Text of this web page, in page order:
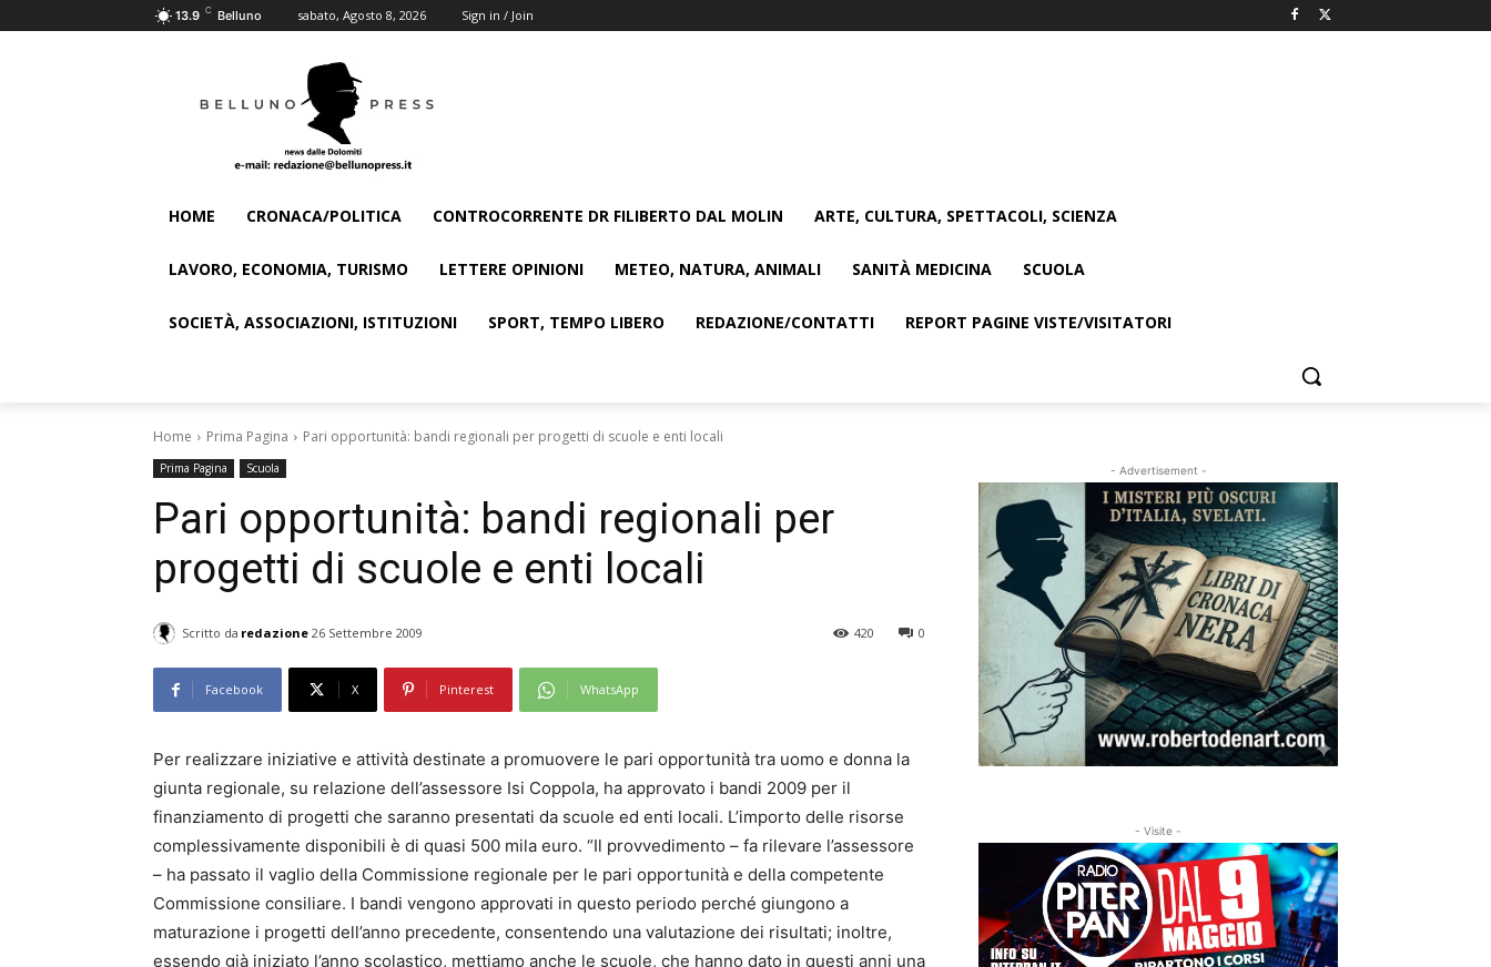
13.9 C Belluno sabato, Agosto 8, 2026 Sign in / Join
HOME CRONACA/POLITICA CONTROCORRENTE DR FILIBERTO DAL MOLIN ARTE, CULTURA, SPETTACOLI, SCIENZA
LAVORO, ECONOMIA, TURISMO LETTERE OPINIONI METEO, NATURA, ANIMALI SANITÀ MEDICINA SCUOLA
SOCIETÀ, ASSOCIAZIONI, ISTITUZIONI SPORT, TEMPO LIBERO REDAZIONE/CONTATTI REPORT PAGINE VISTE/VISITATORI
Home Prima Pagina Pari opportunità: bandi regionali per progetti di scuole e enti locali
Prima Pagina Scuola
Pari opportunità: bandi regionali per
progetti di scuole e enti locali
Scritto da redazione 26 Settembre 2009 0
420
Facebook X Pinterest WhatsApp
Per realizzare iniziative e attività destinate a promuovere le pari opportunità tra uomo e donna la
giunta regionale, su relazione dell’assessore Isi Coppola, ha approvato i bandi 2009 per il
finanziamento di progetti che saranno presentati da scuole ed enti locali. L’importo delle risorse
complessivamente disponibili è di quasi 500 mila euro. “Il provvedimento – fa rilevare l’assessore
– ha passato il vaglio della Commissione regionale per le pari opportunità e della competente
Commissione consiliare. I bandi vengono approvati in questo periodo perché giungono a
maturazione i progetti dell’anno precedente, consentendo una valutazione dei risultati; inoltre,
essendo già iniziato l’anno scolastico, mettiamo anche le scuole, che hanno dato in questi anni una
- Advertisement -
- Visite -